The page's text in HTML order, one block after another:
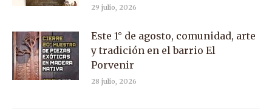
29 julio, 2026
Este 1° de agosto, comunidad, arte
y tradición en el barrio El
Porvenir
28 julio, 2026